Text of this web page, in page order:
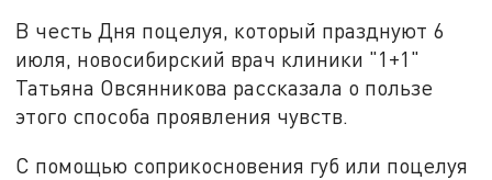
В честь Дня поцелуя, который празднуют 6
июля, новосибирский врач клиники "1+1"
Татьяна Овсянникова рассказала о пользе
этого способа проявления чувств.
С помощью соприкосновения губ или поцелуя